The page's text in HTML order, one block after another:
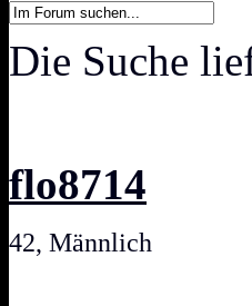
Die Suche
flo8714
42, Männlich